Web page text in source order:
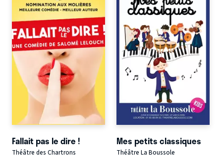
Fallait pas le dire !
Théâtre des Chartrons
Mes petits classiques
Théâtre La Boussole